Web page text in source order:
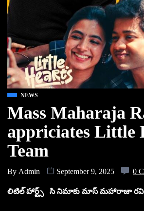
NEWS
Mass Maharaja
appriciates Little
Team
By Admin September 9, 2025 0
లిటిల్ హార్ట్స్ సి నిమాకు మాస్ మహారాజా